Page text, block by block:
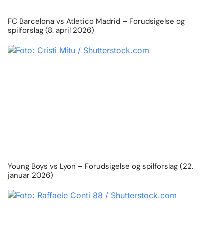
FC Barcelona vs Atletico Madrid – Forudsigelse og
spilforslag (8. april 2026)
Young Boys vs Lyon – Forudsigelse og spilforslag (22.
januar 2026)